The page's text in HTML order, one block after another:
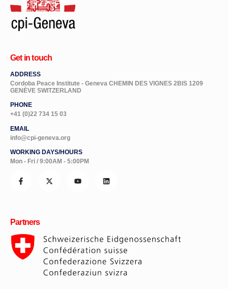
Get in touch
ADDRESS
Cordoba Peace Institute - Geneva CHEMIN DES VIGNES 2BIS 1209
GENÈVE SWITZERLAND
PHONE
+41 (0)22 734 15 03
EMAIL
info@cpi-geneva.org
WORKING DAYS/HOURS
Mon - Fri / 9:00AM - 5:00PM
Partners